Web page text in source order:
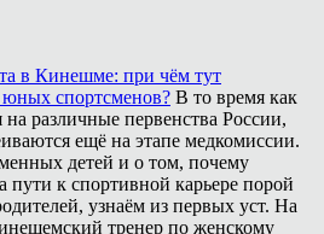
в Кинешме: при чём тут
спортсменов? В то время как
различные первенства России,
ещё на этапе медкомиссии.
детей и о том, почему
пути к спортивной карьере порой
узнаём из первых уст. На
тренер по женскому